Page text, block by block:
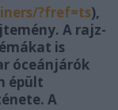
?fref=ts),
A rajz-
is
óceánjárók
épült
A